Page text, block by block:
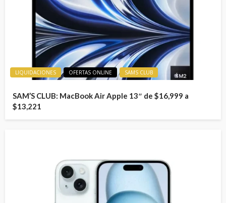
LIQUIDACIONES OFERTAS ONLINE SAMS CLUB
SAM’S CLUB: MacBook Air Apple 13″ de $16,999 a
$13,221